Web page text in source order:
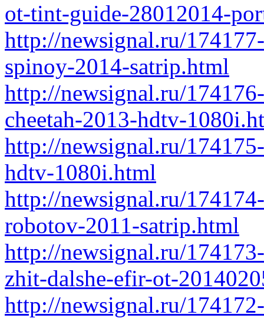
ot-tint-guide-28012014-
http://newsignal.ru/
spinoy-2014-satrip.html
http://newsignal.ru/
cheetah-2013-hdtv-
http://newsignal.ru/
hdtv-1080i.html
http://newsignal.ru/
robotov-2011-satrip.html
http://newsignal.ru/
zhit-dalshe-efir-ot-
http://newsignal.ru/